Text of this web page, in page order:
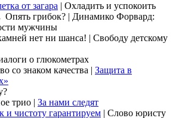
от загара | Охладить и успокоить
Опять грибок? | Динамико Форвард:
мужчины
нет ни шанса! | Свободу детскому
о глюкометрах
со знаком качества | Защита в
трио | За нами следят
и чистоту гарантируем | Слово юристу